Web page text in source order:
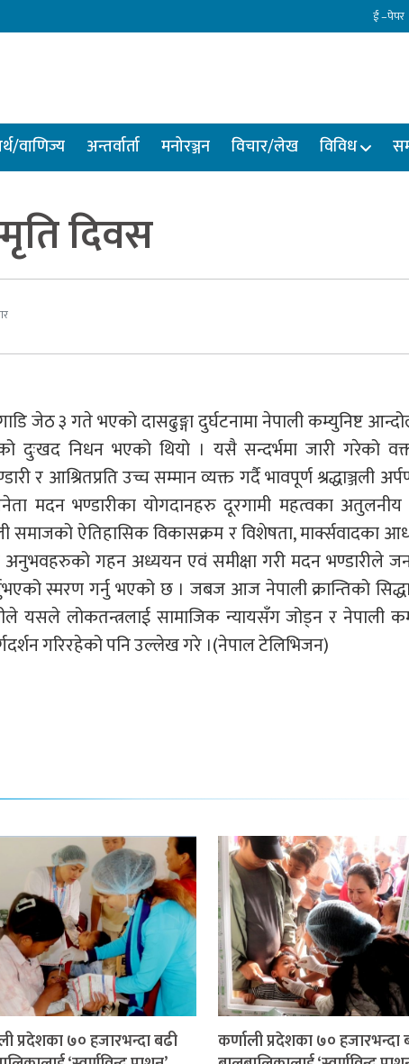
ई –पेपर
वाणिज्य अन्तर्वार्ता मनोरञ्जन विचार/लेख विविध
दिवस
जेठ ३ गते भएको दासढुङ्गा दुर्घटनामा नेपाली कम्युनिष्ट
दुःखद निधन भएको थियो । यसै सन्दर्भमा जारी गरेको
र आश्रितप्रति उच्च सम्मान व्यक्त गर्दै भावपूर्ण श्रद्धाञ्जली
मदन भण्डारीका योगदानहरु दूरगामी महत्वका
समाजको ऐतिहासिक विकासक्रम र विशेषता, मार्क्सवादका
अनुभवहरुको गहन अध्ययन एवं समीक्षा गरी मदन भण्डारीले
स्मरण गर्नु भएको छ । जबज आज नेपाली क्रान्तिको
यसले लोकतन्त्रलाई सामाजिक न्यायसँग जोड्न र नेपाली
गरिरहेको पनि उल्लेख गरे ।(नेपाल टेलिभिजन)
प्रदेशका ७० हजारभन्दा बढी
कर्णाली प्रदेशका ७० हजारभन्दा